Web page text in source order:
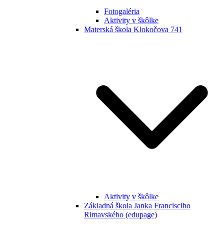
Fotogaléria
Aktivity v škôlke
Materská škola Klokočova 741
Aktivity v škôlke
Základná škola Janka Francisciho
Rimavského (edupage)